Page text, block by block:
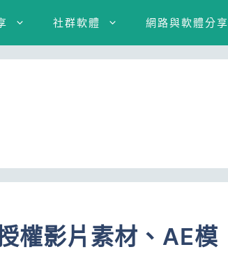
社群軟體 網路與軟體分享
權影片素材、AE模